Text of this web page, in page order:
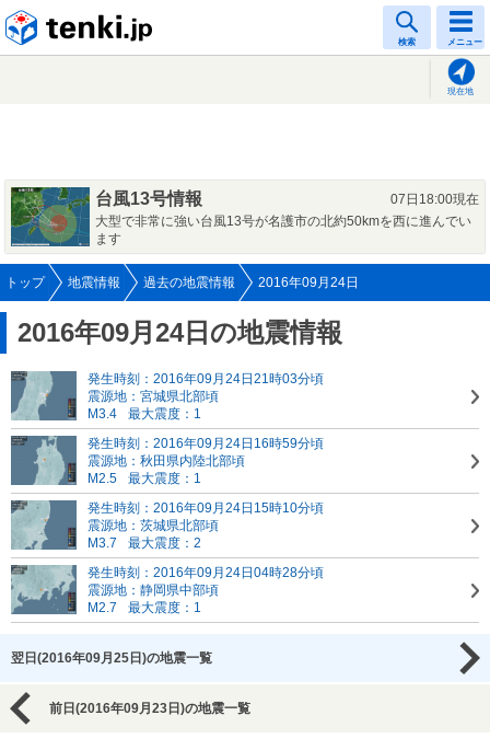
検索 メニュー
現在地
台風13号情報
07日18:00現在
大型で非常に強い台風13号が名護市の北約50kmを西に進んでい
ます
トップ 地震情報 過去の地震情報 2016年09月24日
2016年09月24日の地震情報
発生時刻：2016年09月24日21時03分頃
震源地：宮城県北部頃
M3.4
最大震度：1
発生時刻：2016年09月24日16時59分頃
震源地：秋田県内陸北部頃
M2.5
最大震度：1
発生時刻：2016年09月24日15時10分頃
震源地：茨城県北部頃
M3.7
最大震度：2
発生時刻：2016年09月24日04時28分頃
震源地：静岡県中部頃
M2.7
最大震度：1
翌日(2016年09月25日)の地震一覧
前日(2016年09月23日)の地震一覧